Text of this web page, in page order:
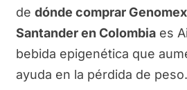
de dónde comprar
Santander en Colombiaes
bebida epigenética que
ayuda en la pérdida de